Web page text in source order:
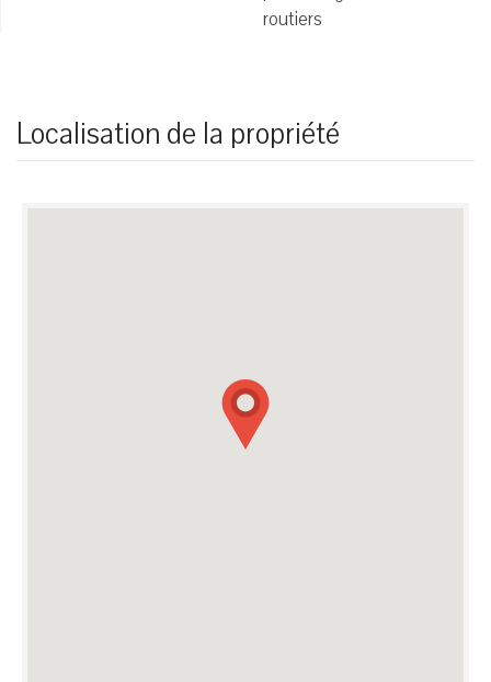
routiers
Localisation de la propriété